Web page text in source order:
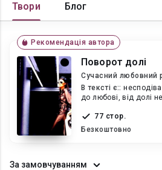
Твори Блог
Рекомендація автора
Поворот долі
Сучасний любовний
В текcті є:: несподівана зустріч, від ненависті
до любові, від долі
77 стор.
Безкоштовно
За замовчуванням